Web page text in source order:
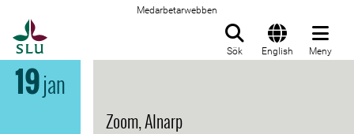
Medarbetarwebben
Sök English Meny
19jan
Zoom, Alnarp